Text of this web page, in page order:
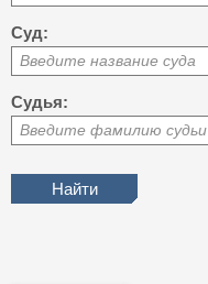
Суд:
Введите название суда
Судья:
Введите фамилию судьи